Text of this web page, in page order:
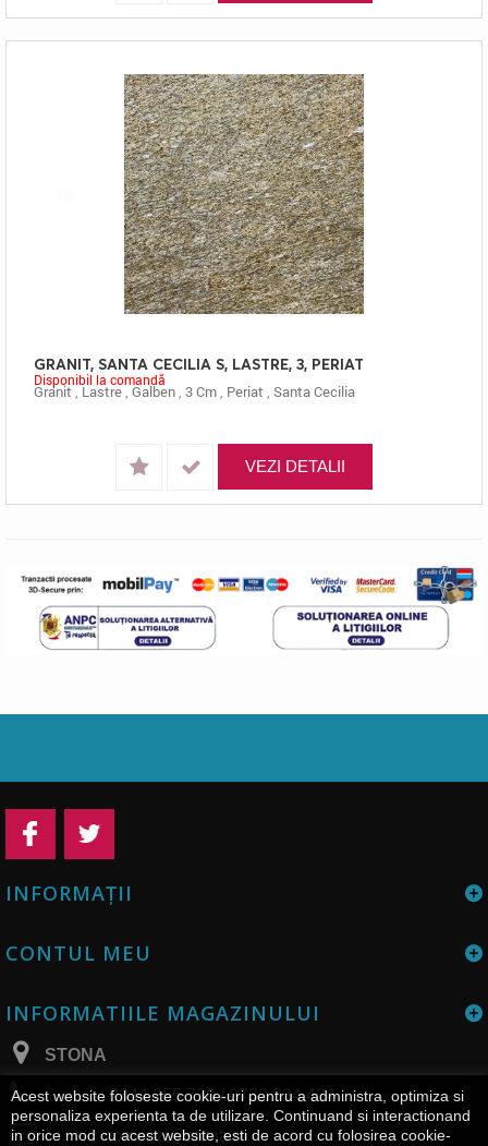
GRANIT, SANTA CECILIA S, LASTRE, 3, PERIAT
Granit,Lastre,Galben 3 Cm Periat Santa Cecilia
Disponibil la comandă
VEZI DETALII
INFORMAŢII
CONTUL MEU
INFORMATIILE MAGAZINULUI
STONA
Contact 0344 255 730 / 0732 334 434
E-mail:comenzi@stona.ro
Acest website foloseste cookie-uri pentru a administra, optimiza si
personaliza experienta ta de utilizare. Continuand si interactionand
in orice mod cu acest website, esti de acord cu folosirea cookie-